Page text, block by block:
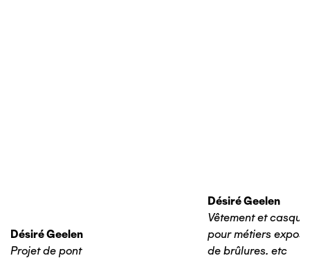
Désiré Geelen
Projet de pont
Désiré Geelen
Vêtement et
pour métiers
de brûlures. etc